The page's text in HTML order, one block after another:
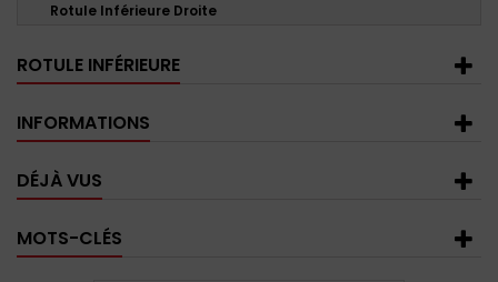
Rotule Inférieure Droite
ROTULE INFÉRIEURE
INFORMATIONS
DÉJÀ VUS
MOTS-CLÉS